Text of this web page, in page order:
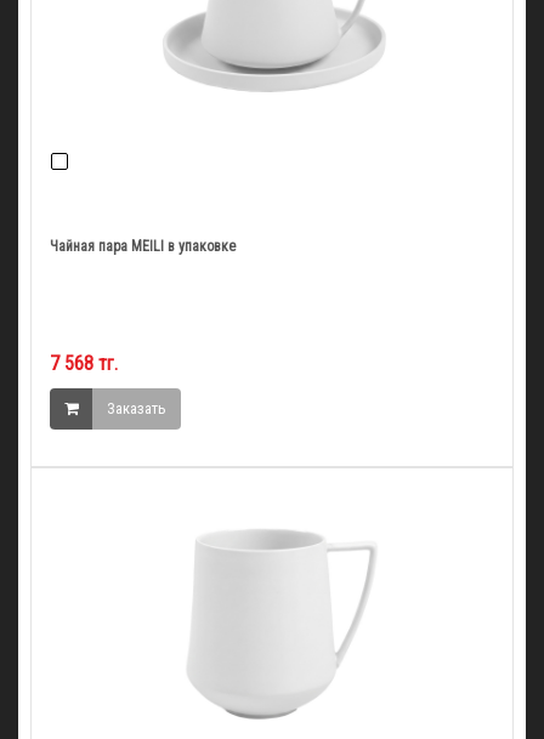
Чайная пара MEILI в упаковке
7 568 тг.
Заказать